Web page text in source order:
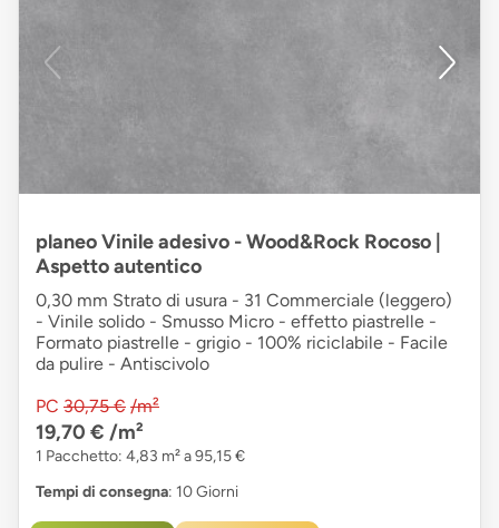
planeo Vinile adesivo - Wood&Rock Rocoso |
Aspetto autentico
0,30 mm Strato di usura - 31 Commerciale (leggero)
- Vinile solido - Smusso Micro - effetto piastrelle -
Formato piastrelle - grigio - 100% riciclabile - Facile
da pulire - Antiscivolo
PC 30,75 € /m²
19,70 € /m²
1 Pacchetto: 4,83 m² a 95,15 €
Tempi di consegna: 10 Giorni